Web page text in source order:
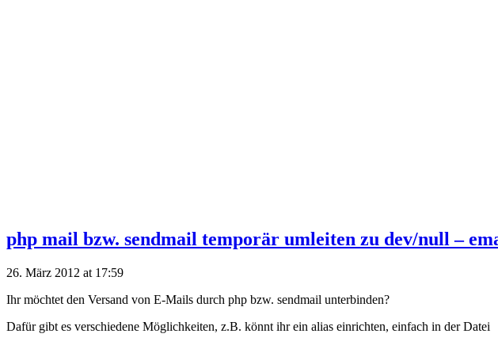
php mail bzw. sendmail temporär umleiten zu dev/null –
26. März 2012 at 17:59
Ihr möchtet den Versand von E-Mails durch php bzw. sendmail unterbinden?
Dafür gibt es verschiedene Möglichkeiten, z.B. könnt ihr ein alias einrichten, einfach in der Datei